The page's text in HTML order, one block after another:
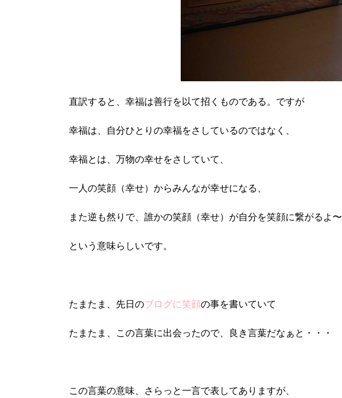
直訳すると、幸福は善行を以て招くものである。ですが
幸福は、自分ひとりの幸福をさしているのではなく、
幸福とは、万物の幸せをさしていて、
一人の笑顔（幸せ）からみんなが幸せになる、
また逆も然りで、誰かの笑顔（幸せ）が自分を笑顔に繋がるよ〜
という意味らしいです。
たまたま、先日のブログに笑顔の事を書いていて
たまたま、この言葉に出会ったので、良き言葉だなぁと・・・
この言葉の意味、さらっと一言で表してありますが、